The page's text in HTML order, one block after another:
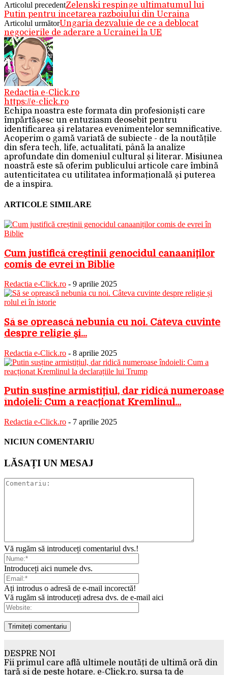
Articolul precedentZelenski respinge ultimatumul lui
Putin pentru incetarea razboiului din Ucraina
Articolul următorUngaria dezvaluie de ce a deblocat
negocierile de aderare a Ucrainei la UE
Redactia e-Click.ro
https://e-click.ro
Echipa noastra este formata din profesioniști care
împărtășesc un entuziasm deosebit pentru
identificarea și relatarea evenimentelor semnificative.
Acoperim o gamă variată de subiecte - de la noutățile
din sfera tech, life, actualitati, până la analize
aprofundate din domeniul cultural și literar. Misiunea
noastră este să oferim publicului articole care îmbină
autenticitatea cu utilitatea informațională și puterea
de a inspira.
ARTICOLE SIMILARE
Cum justifică creștinii genocidul canaaniților
comis de evrei în Biblie
Redactia e-Click.ro - 9 aprilie 2025
Să se oprească nebunia cu noi. Câteva cuvinte
despre religie și...
Redactia e-Click.ro - 8 aprilie 2025
Putin susține armistițiul, dar ridică numeroase
îndoieli: Cum a reacționat Kremlinul...
Redactia e-Click.ro - 7 aprilie 2025
NICIUN COMENTARIU
LĂSAȚI UN MESAJ
Vă rugăm să introduceți comentariul dvs.!
Introduceți aici numele dvs.
Ați introdus o adresă de e-mail incorectă!
Vă rugăm să introduceți adresa dvs. de e-mail aici
DESPRE NOI
Fii primul care află ultimele noutăți de ultimă oră din
țară și de peste hotare. e-Click.ro, sursa ta de